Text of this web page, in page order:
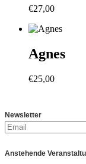
€27,00
Agnes
€25,00
Newsletter
Anstehende